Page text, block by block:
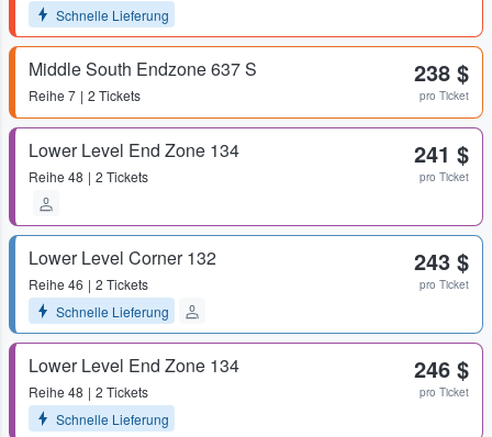
Schnelle Lieferung
Middle South Endzone 637 S
Reihe 7 2 Tickets
238 $
pro Ticket
Lower Level End Zone 134
Reihe 48 2 Tickets
241 $
pro Ticket
Lower Level Corner 132
Reihe 46
2 Tickets
Schnelle Lieferung
243 $
pro Ticket
Lower Level End Zone 134
Reihe 48
2 Tickets
Schnelle Lieferung
246 $
pro Ticket